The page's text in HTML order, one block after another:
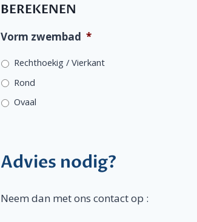
BEREKENEN
Vorm zwembad *
Rechthoekig / Vierkant
Rond
Ovaal
Advies nodig?
Neem dan met ons contact op :